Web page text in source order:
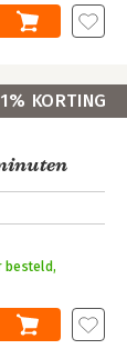
besteld,
KORTING